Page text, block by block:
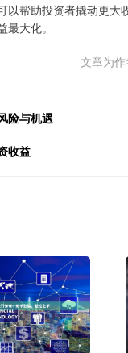
帮助投资者撬动更
大化。
文章为
险与机遇
收益